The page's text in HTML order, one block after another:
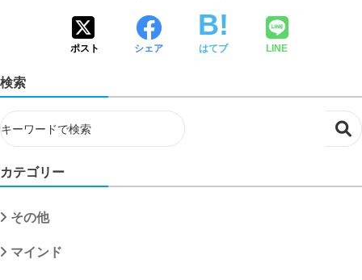
ポスト シェア はてブ LINE
検索
カテゴリー
その他
マインド